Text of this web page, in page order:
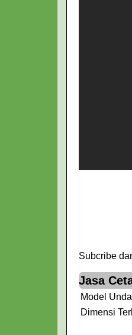
Subcribe
Jasa
Model
Dimensi